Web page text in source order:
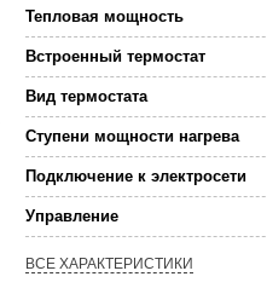
Тепловая мощность
Встроенный термостат
Вид термостата
Ступени мощности нагрева
Подключение к электросети
Управление
ВСЕ ХАРАКТЕРИСТИКИ